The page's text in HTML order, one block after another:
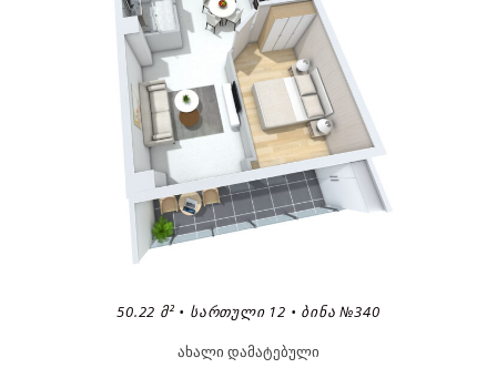
50.22 Მ² • ᲡᲐᲠᲗᲣᲚᲘ 12 • ᲑᲘᲜᲐ №340
ახალი დამატებული